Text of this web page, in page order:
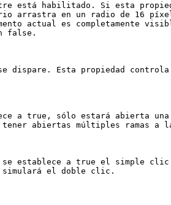
está habilitado. Si esta
arrastra en un radio de 16
actual es completamente
false.
dispare. Esta propiedad
a true, sólo estará abierta
abiertas múltiples ramas a
establece a true el simple clic
simulará el doble clic.